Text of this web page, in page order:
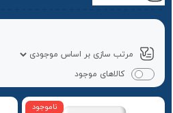
کالاهای موجود
ناموجود